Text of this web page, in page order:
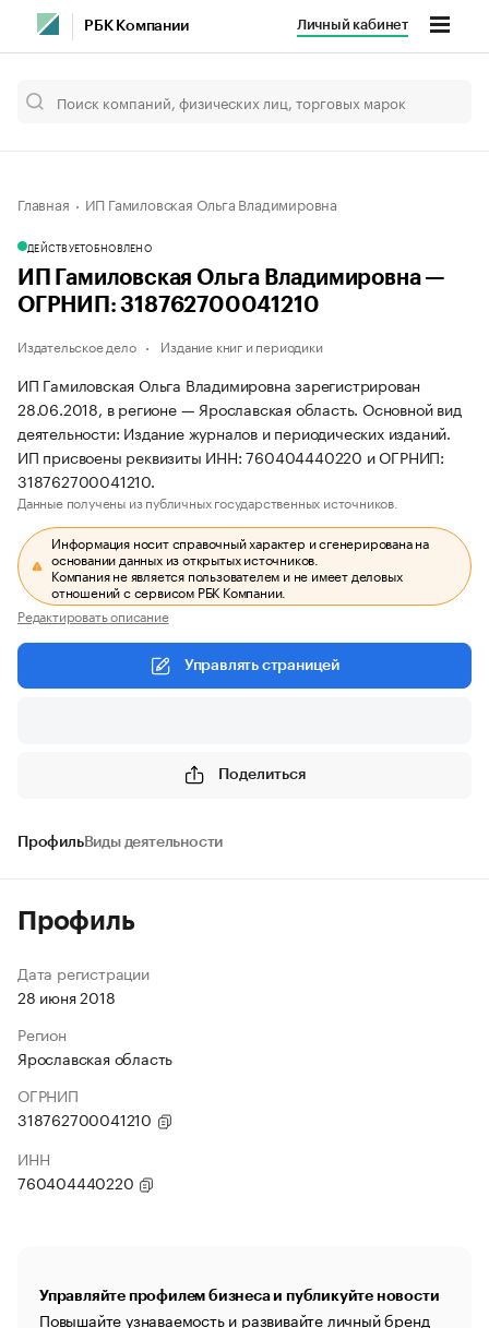
РБК Компании Личный кабинет
Главная ИП Гамиловская Ольга Владимировна
ДЕЙСТВУЕТОБНОВЛЕНО
ИП Гамиловская Ольга Владимировна —
ОГРНИП: 318762700041210
Издательское дело Издание книг и периодики
ИП Гамиловская Ольга Владимировна зарегистрирован
28.06.2018, в регионе — Ярославская область. Основной вид
деятельности: Издание журналов и периодических изданий.
ИП присвоены реквизиты ИНН: 760404440220 и ОГРНИП:
318762700041210.
Данные получены из публичных государственных источников.
Информация носит справочный характер и сгенерирована на
основании данных из открытых источников.
Компания не является пользователем и не имеет деловых
отношений с сервисом РБК Компании.
Редактировать описание
Управлять страницей
Поделиться
ПрофильВиды деятельности
Профиль
Дата регистрации
28 июня 2018
Регион
Ярославская область
ОГРНИП
318762700041210
ИНН
760404440220
Управляйте профилем бизнеса и публикуйте новости
Повышайте узнаваемость и развивайте личный бренд